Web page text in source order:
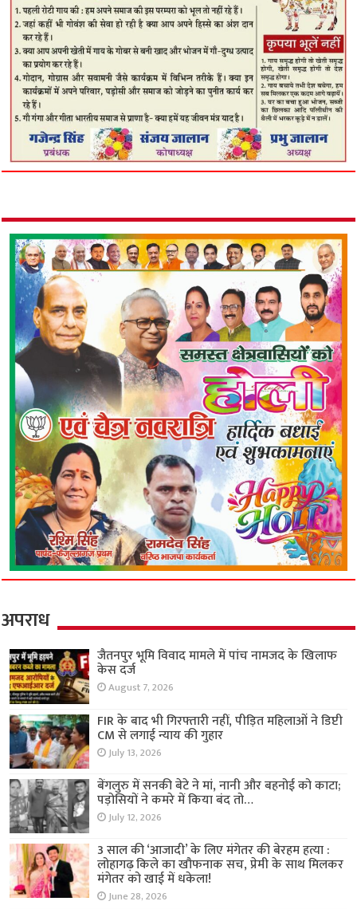
अपराध
जैतनपुर भूमि विवाद मामले में पांच नामजद के खिलाफ
केस दर्ज
August 7, 2026
FIR के बाद भी गिरफ्तारी नहीं, पीड़ित महिलाओं ने डिप्टी
CM से लगाई न्याय की गुहार
July 13, 2026
बेंगलुरु में सनकी बेटे ने मां, नानी और बहनोई को काटा;
पड़ोसियों ने कमरे में किया बंद तो…
July 12, 2026
3 साल की ‘आजादी’ के लिए मंगेतर की बेरहम हत्या :
लोहागढ़ किले का खौफनाक सच, प्रेमी के साथ मिलकर
मंगेतर को खाई में धकेला!
June 28, 2026